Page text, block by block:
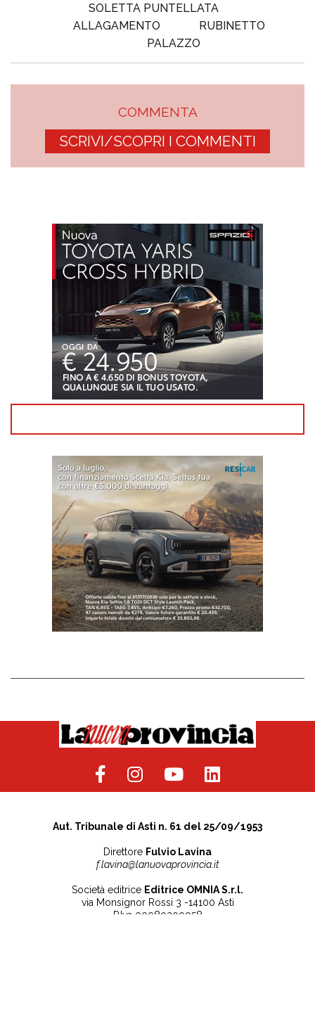
SOLETTA PUNTELLATA
ALLAGAMENTO
RUBINETTO
PALAZZO
COMMENTA
SCRIVI/SCOPRI I COMMENTI
Aut. Tribunale di Asti n. 61 del 25/09/1953
Direttore Fulvio Lavina
f.lavina@lanuovaprovincia.it
Società editrice Editrice OMNIA S.r.l.
via Monsignor Rossi 3 -14100 Asti
P.Iva 00080200058